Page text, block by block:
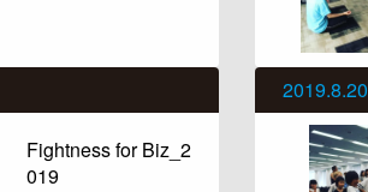
Fightness for Biz_2
019
2019.8.20